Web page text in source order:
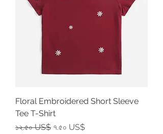
Floral Embroidered Short Sleeve
Tee T-Shirt
Regular Price
১২.৫০ US$ Sale Price
৭.৫০ US$